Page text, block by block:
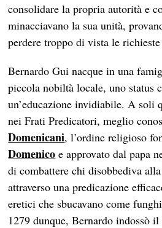
consolidare la propria autorità e
minacciavano la sua unità,
perdere troppo di vista le
Bernardo Gui nacque in una
piccola nobiltà locale, uno status
un’educazione invidiabile. A soli
nei Frati Predicatori, meglio
Domenicani, l’ordine religioso
Domenico e approvato dal papa
di combattere chi disobbediva
attraverso una predicazione
eretici che sbucavano come
1279 dunque, Bernardo indossò